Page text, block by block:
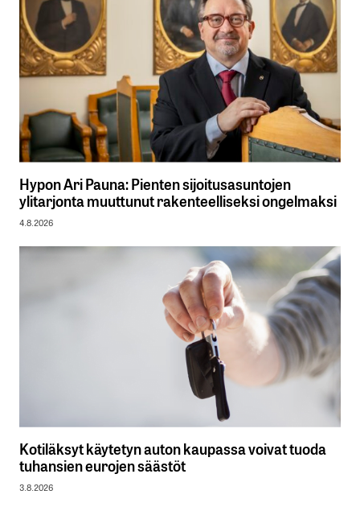
Hypon Ari Pauna: Pienten sijoitusasuntojen
ylitarjonta muuttunut rakenteelliseksi ongelmaksi
4.8.2026
Kotiläksyt käytetyn auton kaupassa voivat tuoda
tuhansien eurojen säästöt
3.8.2026